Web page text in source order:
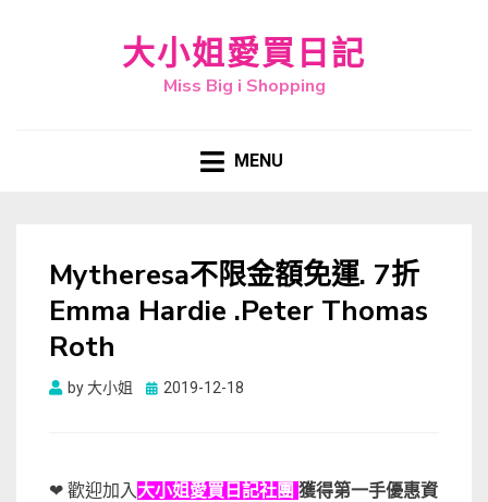
大小姐愛買日記
Miss Big i Shopping
MENU
Mytheresa不限金額免運. 7折
Emma Hardie .Peter Thomas
Roth
by大小姐
Posted
2019-12-18
❤ 歡迎加入 大小姐愛買日記社團 獲得第一手優惠資